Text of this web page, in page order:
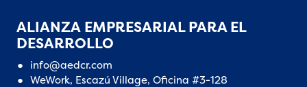
ALIANZA EMPRESARIAL PARA EL
DESARROLLO
info@aedcr.com
WeWork, Escazú Village, Oficina #3-128